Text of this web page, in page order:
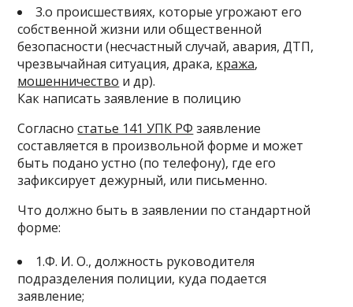
3.о происшествиях, которые угрожают его
собственной жизни или общественной
безопасности (несчастный случай, авария, ДТП,
чрезвычайная ситуация, драка, кража,
мошенничество и др).
Как написать заявление в полицию
Согласностатье 141 УПК РФ заявление
составляется в произвольной форме и может
быть подано устно (по телефону), где его
зафиксирует дежурный, или письменно.
Что должно быть в заявлении по стандартной
форме:
1.Ф. И. О., должность руководителя
подразделения полиции, куда подается
заявление;